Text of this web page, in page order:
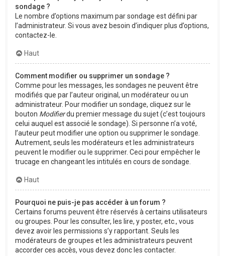
sondage ?
Le nombre d’options maximum par sondage est défini par
l’administrateur. Si vous avez besoin d’indiquer plus d’options,
contactez-le.
Haut
Comment modifier ou supprimer un sondage ?
Comme pour les messages, les sondages ne peuvent être
modifiés que par l’auteur original, un modérateur ou un
administrateur. Pour modifier un sondage, cliquez sur le
bouton Modifierdu premier message du sujet (c’est toujours
celui auquel est associé le sondage). Si personne n’a voté,
l’auteur peut modifier une option ou supprimer le sondage.
Autrement, seuls les modérateurs et les administrateurs
peuvent le modifier ou le supprimer. Ceci pour empêcher le
trucage en changeant les intitulés en cours de sondage.
Haut
Pourquoi ne puis-je pas accéder à un forum ?
Certains forums peuvent être réservés à certains utilisateurs
ou groupes. Pour les consulter, les lire, y poster, etc., vous
devez avoir les permissions s’y rapportant. Seuls les
modérateurs de groupes et les administrateurs peuvent
accorder ces accès, vous devez donc les contacter.